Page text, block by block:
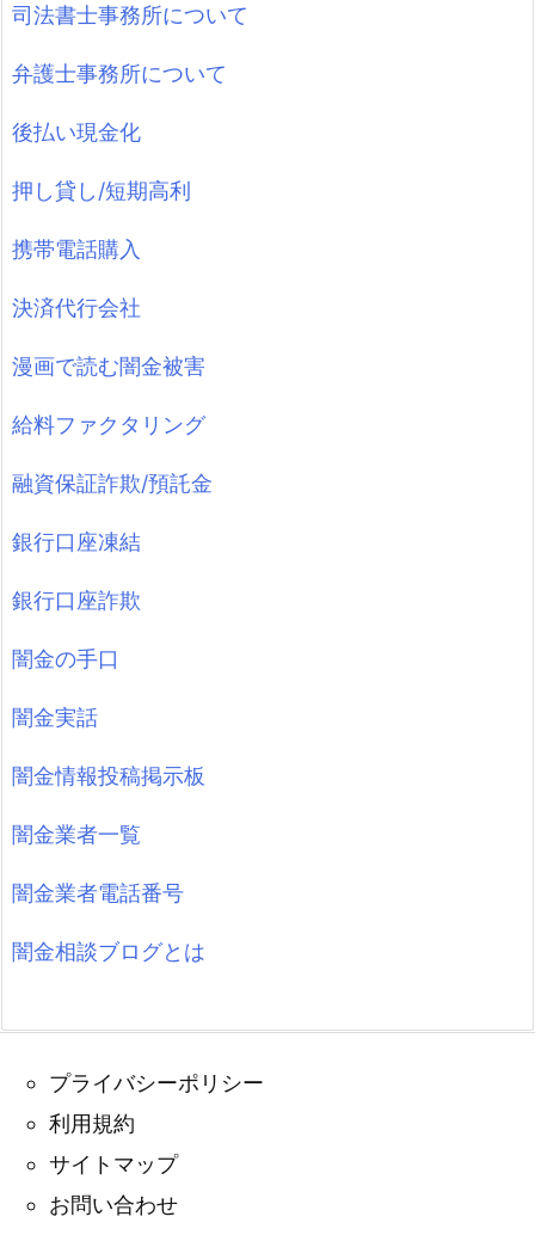
司法書士事務所について
弁護士事務所について
後払い現金化
押し貸し/短期高利
携帯電話購入
決済代行会社
漫画で読む闇金被害
給料ファクタリング
融資保証詐欺/預託金
銀行口座凍結
銀行口座詐欺
闇金の手口
闇金実話
闇金情報投稿掲示板
闇金業者一覧
闇金業者電話番号
闇金相談ブログとは
プライバシーポリシー
利用規約
サイトマップ
お問い合わせ